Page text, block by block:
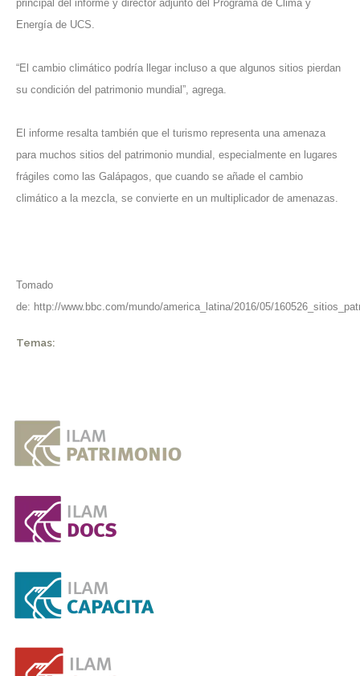
principal del informe y director adjunto del Programa de Clima y
Energía de UCS.
“El cambio climático podría llegar incluso a que algunos sitios pierdan
su condición del patrimonio mundial”, agrega.
El informe resalta también que el turismo representa una amenaza
para muchos sitios del patrimonio mundial, especialmente en lugares
frágiles como las Galápagos, que cuando se añade el cambio
climático a la mezcla, se convierte en un multiplicador de amenazas.
Tomado
de: http://www.bbc.com/mundo/america_latina/2016/05/
Temas: